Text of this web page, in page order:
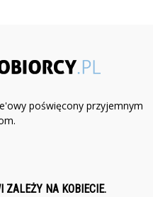
poświęcony przyjemnym
ZALEŻY NA KOBIECIE.